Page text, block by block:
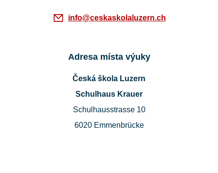
info@ceskaskolaluzern.ch
Adresa místa výuky
Česká škola Luzern
Schulhaus Krauer
Schulhausstrasse 10
6020 Emmenbrücke